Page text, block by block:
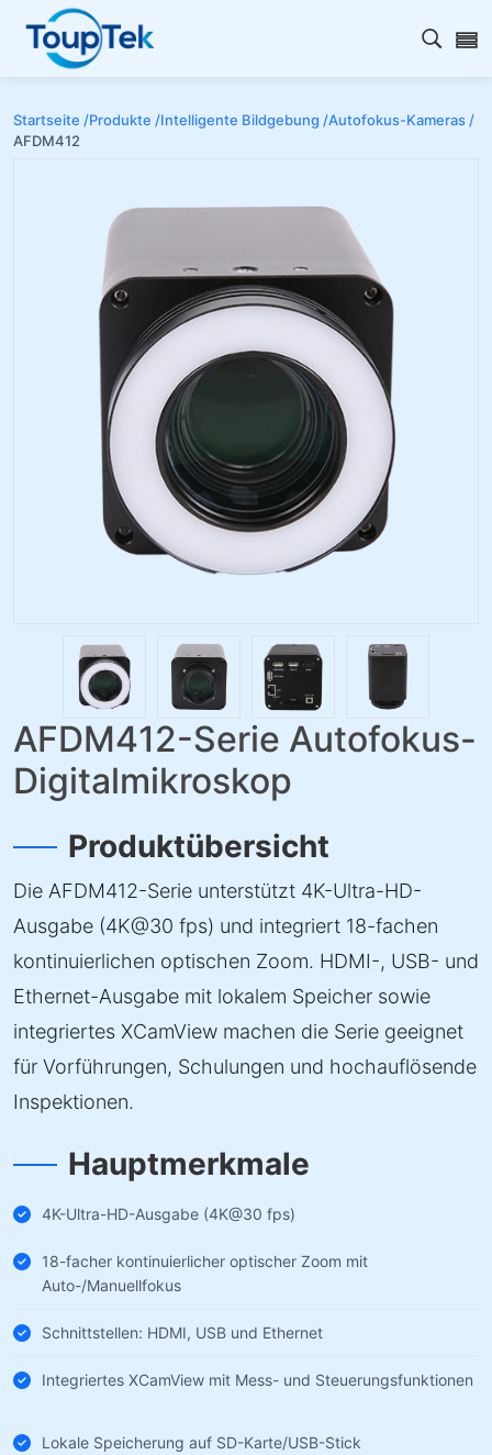
Open
Startseite /Produkte /Intelligente Bildgebung /Autofokus-Kameras /
AFDM412
AFDM412-Serie Autofokus-
Digitalmikroskop
Produktübersicht
Die AFDM412-Serie unterstützt 4K-Ultra-HD-
Ausgabe (4K@30 fps) und integriert 18-fachen
kontinuierlichen optischen Zoom. HDMI-, USB- und
Ethernet-Ausgabe mit lokalem Speicher sowie
integriertes XCamView machen die Serie geeignet
für Vorführungen, Schulungen und hochauflösende
Inspektionen.
Hauptmerkmale
4K-Ultra-HD-Ausgabe (4K@30 fps)
18-facher kontinuierlicher optischer Zoom mit
Auto-/Manuellfokus
Schnittstellen: HDMI, USB und Ethernet
Integriertes XCamView mit Mess- und Steuerungsfunktionen
Lokale Speicherung auf SD-Karte/USB-Stick